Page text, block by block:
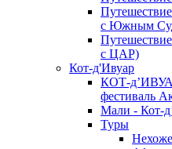
с Южным
с ЦАР)
Кот-д'Ивуар
КОТ-
фестиваль
Мали - Кот-
Туры